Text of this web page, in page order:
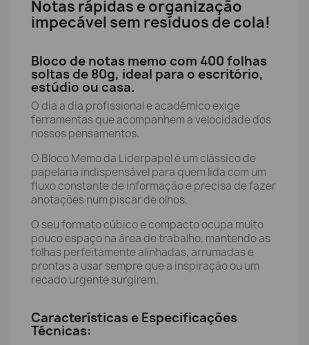
Notas rápidas e organização
impecável sem resíduos de cola!
Bloco de notas memo com 400 folhas
soltas de 80g, ideal para o escritório,
estúdio ou casa.
O dia a dia profissional e académico exige
ferramentas que acompanhem a velocidade dos
nossos pensamentos.
O Bloco Memo da Liderpapel é um clássico de
papelaria indispensável para quem lida com um
fluxo constante de informação e precisa de fazer
anotações num piscar de olhos.
O seu formato cúbico e compacto ocupa muito
pouco espaço na área de trabalho, mantendo as
folhas perfeitamente alinhadas, arrumadas e
prontas a usar sempre que a inspiração ou um
recado urgente surgirem.
Características e Especificações
Técnicas: